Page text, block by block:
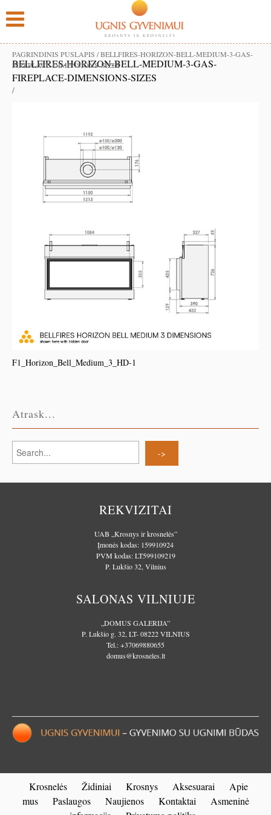
PAGRINDINIS PUSLAPIS /BELLFIRES-HORIZON-BELL-MEDIUM-3-GAS-
FIREPLACE-DIMENSIONS-SIZES
BELLFIRES-HORIZON-BELL-MEDIUM-3-GAS-
FIREPLACE-DIMENSIONS-SIZES
/
F1_Horizon_Bell_Medium_3_HD-1
Atrask...
REKVIZITAI
UAB „Krosnys ir krosnelės”
Įmonės kodas: 159910924
PVM kodas: LT599109219
P. Lukšio 32, Vilnius
SALONAS VILNIUJE
„DOMUS GALERIJA”
P. Lukšio g. 32, LT- 08222 VILNIUS
Tel.:+37069880655
domus@krosneles.lt
Krosnelės Židiniai Krosnys Aksesuarai
Apie
mus
Paslaugos Naujienos Kontaktai
Asmeninė